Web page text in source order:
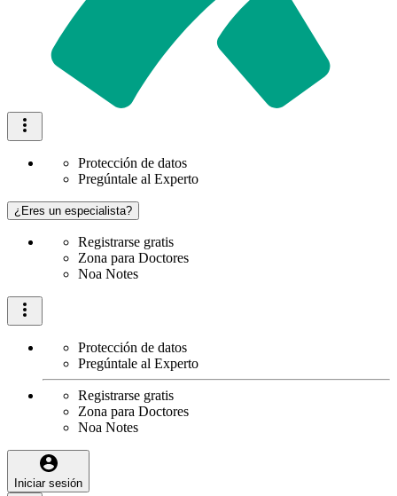
Protección de datos
Pregúntale al Experto
¿Eres un especialista?
Registrarse gratis
Zona para Doctores
Noa Notes
Protección de datos
Pregúntale al Experto
Registrarse gratis
Zona para Doctores
Noa Notes
Iniciar sesión